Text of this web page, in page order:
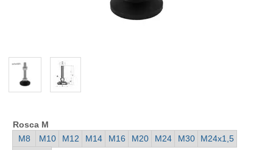
Rosca M
M8 M10 M12 M14 M16 M20 M24 M30
M24x1,5